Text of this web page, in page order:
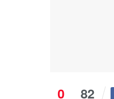
0 82